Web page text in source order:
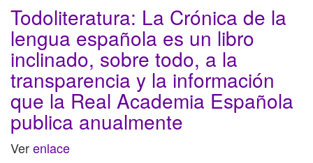
Todoliteratura: La Crónica de la
lengua española es un libro
inclinado, sobre todo, a la
transparencia y la información
que la Real Academia Española
publica anualmente
Verenlace